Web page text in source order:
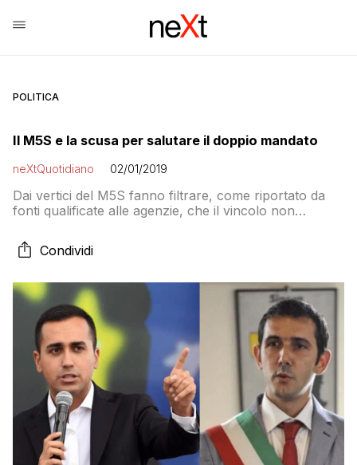
POLITICA
Il M5S e la scusa per salutare il doppio mandato
neXtQuotidiano 02/01/2019
Dai vertici del M5S fanno filtrare, come riportato da
fonti qualificate alle agenzie, che il vincolo non
anni». E Fabio Fucci?
Condividi